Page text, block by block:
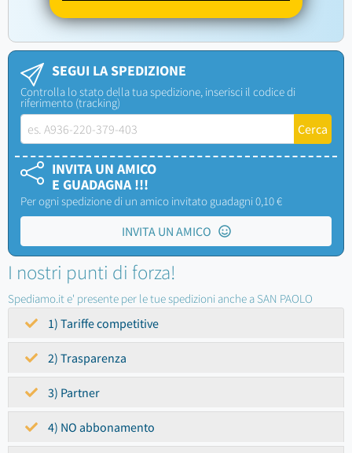
SEGUI LA SPEDIZIONE
Controlla lo stato della tua spedizione, inserisci il codice di
riferimento (tracking)
INVITA UN AMICO
E GUADAGNA !!!
Per ogni spedizione di un amico invitato guadagni 0,10 €
INVITA UN AMICO
I nostri punti di forza!
Spediamo.it e' presente per le tue spedizioni anche a SAN PAOLO
1) Tariffe competitive
2) Trasparenza
3) Partner
4) NO abbonamento